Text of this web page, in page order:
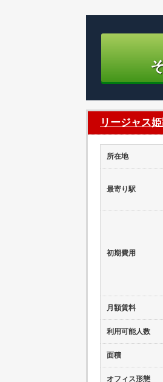
リージャス
所在地
最寄り駅
初期費用
月額賃料
利用可能人数
面積
オフィス形態